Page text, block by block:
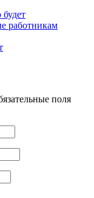
будет
работникам
поля